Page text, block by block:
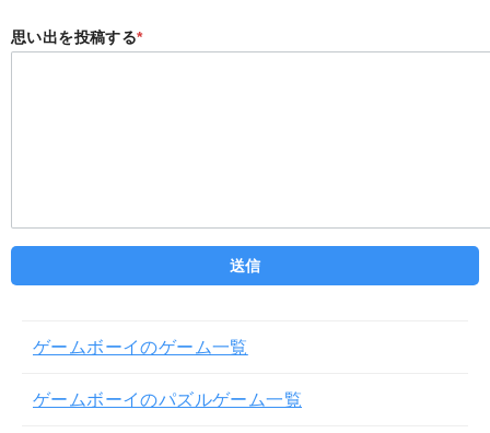
思い出を投稿する*
ゲームボーイのゲーム一覧
ゲームボーイのパズルゲーム一覧